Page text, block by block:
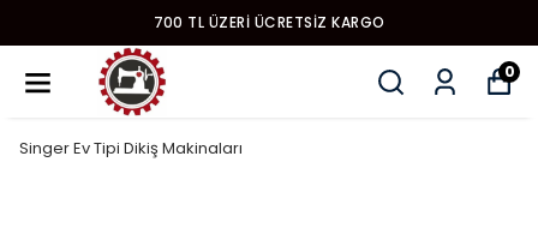
YENI MODEL DIKIŞ MAKINALARI
0
Singer Ev Tipi Dikiş Makinaları